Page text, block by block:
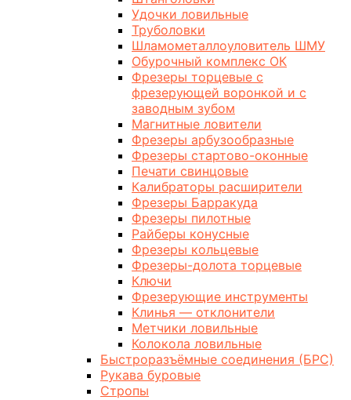
Удочки ловильные
Труболовки
Шламометаллоуловитель ШМУ
Обурочный комплекс ОК
Фрезеры торцевые с
фрезерующей воронкой и с
заводным зубом
Магнитные ловители
Фрезеры арбузообразные
Фрезеры стартово-оконные
Печати свинцовые
Калибраторы расширители
Фрезеры Барракуда
Фрезеры пилотные
Райберы конусные
Фрезеры кольцевые
Фрезеры-долота торцевые
Ключи
Фрезерующие инструменты
Клинья — отклонители
Метчики ловильные
Колокола ловильные
Быстроразъёмные соединения (БРС)
Рукава буровые
Стропы